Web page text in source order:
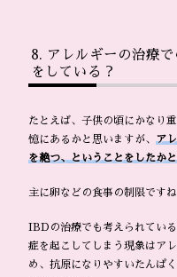
アレルギーの治療
をしている？
たとえば、子供の頃にかなり
憶にあるかと思いますが、 ア
を絶つ、ということをしたか
主に卵などの食事の制限ですね
IBDの治療でも考えられてい
症を起こしてしまう現象はア
め、抗原になりやすいたんぱ